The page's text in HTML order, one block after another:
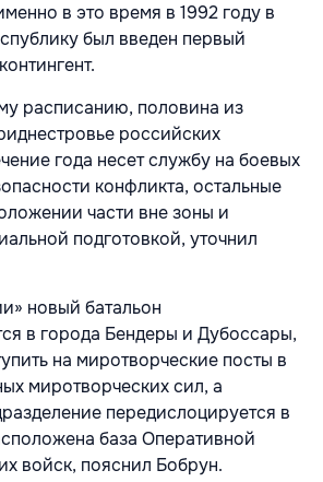
в это время в 1992 году в
был введен первый
расписанию, половина из
российских
года несет службу на боевых
конфликта, остальные
части вне зоны и
подготовкой, уточнил
новый батальон
в города Бендеры и Дубоссары,
на миротворческие посты в
миротворческих сил, а
передислоцируется в
база Оперативной
войск, пояснил Бобрун.